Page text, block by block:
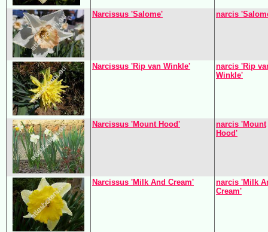
Narcissus 'Salome' narcis
Narcissus 'Rip van Winkle'
narcis 'Rip
Winkle'
Narcissus 'Mount Hood'
narcis 'Mount
Hood'
Narcissus 'Milk And Cream'
narcis 'Milk
Cream'